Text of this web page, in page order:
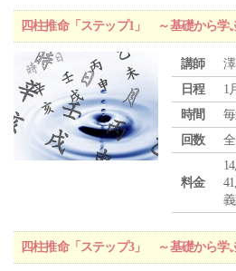
四柱推命「ステップ1」 ～基礎から学
講師
日程
1
時間
回数
料金
四柱推命「ステップ3」 ～基礎から学